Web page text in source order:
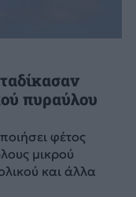
πυραύλου
φέτος
μικρού
και άλλα